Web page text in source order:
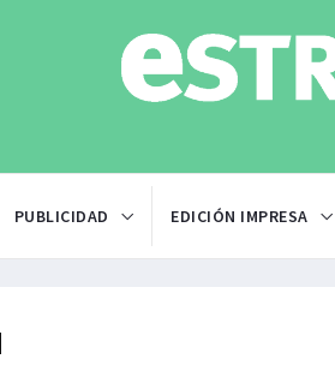
PUBLICIDAD EDICIÓN IMPRESA